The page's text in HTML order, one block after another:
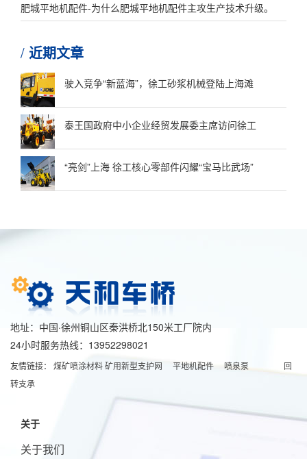
肥城平地机配件-为什么肥城平地机配件主攻生产技术升级。
近期文章
驶入竞争“新蓝海”，徐工砂浆机械登陆上海滩
泰王国政府中小企业经贸发展委主席访问徐工
“亮剑”上海 徐工核心零部件闪耀“宝马比武场”
地址：中国·徐州铜山区秦洪桥北150米工厂院内
24小时服务热线：13952298021
友情链接： 煤矿喷涂材料矿用新型支护网 平地机配件 喷泉泵
回
转支承
关于
关于我们